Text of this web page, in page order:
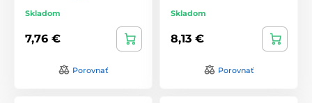
Skladom
7,76 €
Porovnať
Skladom
8,13 €
Porovnať